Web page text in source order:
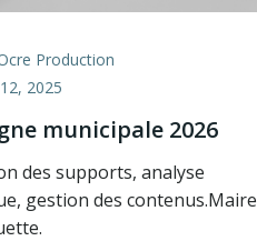
Production
2025
municipale 2026
des supports, analyse
gestion des contenus.Maire